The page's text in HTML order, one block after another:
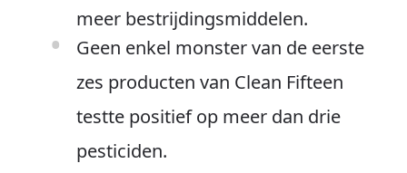
meer bestrijdingsmiddelen.
Geen enkel monster van de eerste
zes producten van Clean Fifteen
testte positief op meer dan drie
pesticiden.